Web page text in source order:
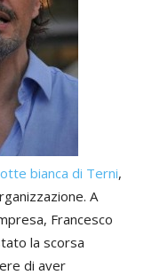
bianca di Terni,
A
Francesco
la scorsa
di aver